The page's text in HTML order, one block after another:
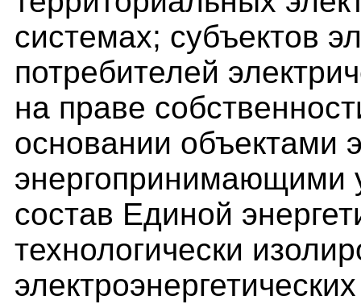
системах; субъектов
потребителей
на праве
основании объектами
энергопринимающими
состав Единой
технологически